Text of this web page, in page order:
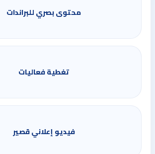
محتوى بصري للبراندات
تغطية فعاليات
فيديو إعلاني قصير